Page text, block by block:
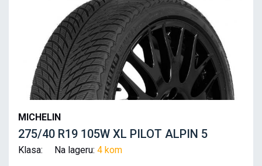
MICHELIN
275/40 R19 105W XL PILOT ALPIN 5
Klasa: Na lageru: 4 kom